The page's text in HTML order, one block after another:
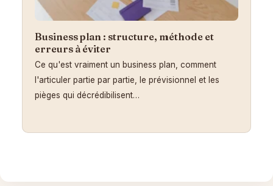
Business plan : structure, méthode et
erreurs à éviter
Ce qu'est vraiment un business plan, comment
l'articuler partie par partie, le prévisionnel et les
pièges qui décrédibilisent…